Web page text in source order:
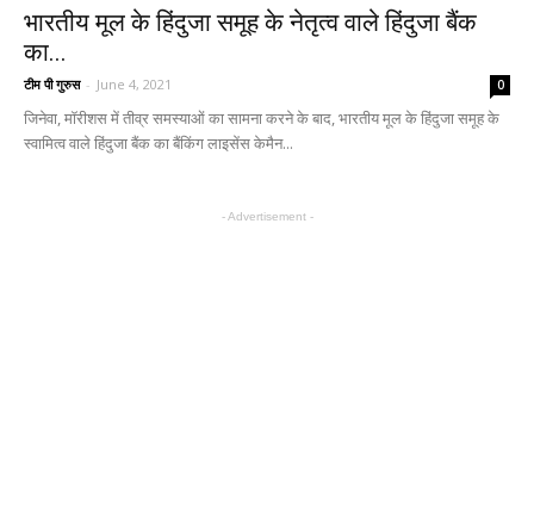
भारतीय मूल के हिंदुजा समूह के नेतृत्व वाले हिंदुजा बैंक
का...
टीम पी गुरुस - June 4, 2021 0
जिनेवा, मॉरीशस में तीव्र समस्याओं का सामना करने के बाद, भारतीय मूल के हिंदुजा समूह के
स्वामित्व वाले हिंदुजा बैंक का बैंकिंग लाइसेंस केमैन...
- Advertisement -